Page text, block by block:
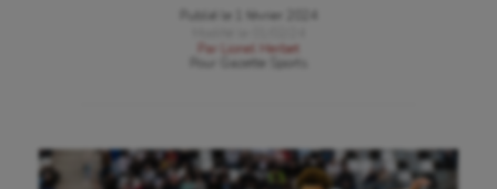
Publié le
1 février 2024
Par
Lionel Herbet
Gazette Sports